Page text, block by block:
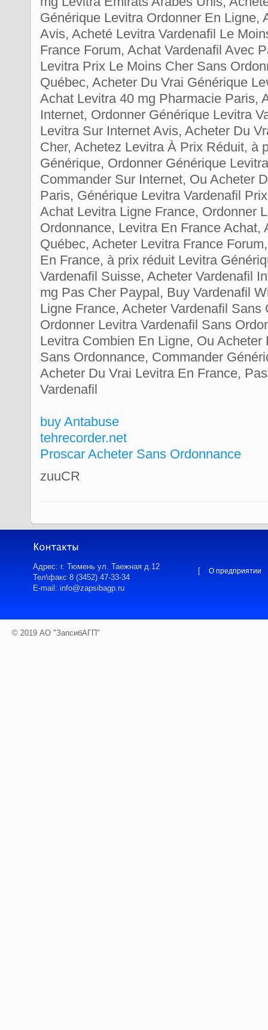
Générique Levitra Ordonner En Ligne,
Avis, Acheté Levitra Vardenafil Le
France Forum, Achat Vardenafil Avec
Levitra Prix Le Moins Cher Sans
Québec, Acheter Du Vrai Générique
Achat Levitra 40 mg Pharmacie Paris,
Internet, Ordonner Générique Levitra
Levitra Sur Internet Avis, Acheter Du
Cher, Achetez Levitra À Prix Réduit, à
Générique, Ordonner Générique
Commander Sur Internet, Ou Acheter
Paris, Générique Levitra Vardenafil
Achat Levitra Ligne France, Ordonner
Ordonnance, Levitra En France Achat,
Québec, Acheter Levitra France
En France, à prix réduit Levitra
Vardenafil Suisse, Acheter Vardenafil
mg Pas Cher Paypal, Buy Vardenafil
Ligne France, Acheter Vardenafil Sans
Ordonner Levitra Vardenafil Sans
Levitra Combien En Ligne, Ou
Sans Ordonnance, Commander
Acheter Du Vrai Levitra En France,
Vardenafil
buy Antabuse
tehrecorder.net
Proscar Acheter Sans Ordonnance
zuuCR
Адрес: г. Тюмень ул. Таежная д.12
Тел\факс 8 (3452) 47-33-34
E-mail: info@zapsibagp.ru
[ О предприятии
© 2019 АО "ЗапсибАГП"